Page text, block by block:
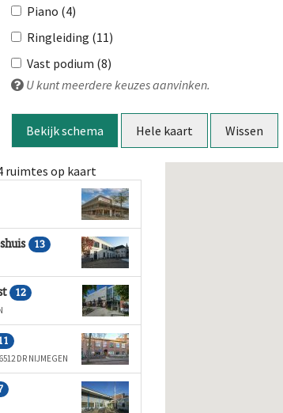
Piano (4)
Ringleiding (11)
Vast podium (8)
U kunt meerdere keuzes aanvinken.
Bekijk schema Hele kaart Wissen
ruimtes op kaart
13
12
DR NIJMEGEN